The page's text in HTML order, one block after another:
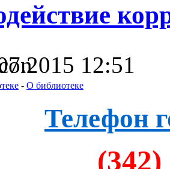
12:51
- О библиотеке
Телефон
(342)